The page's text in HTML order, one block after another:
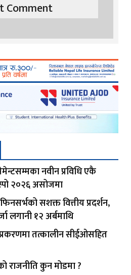
नवीन प्रविधि एकै
२०२६ असोजमा
सशक्त वित्तीय प्रदर्शन,
लगानी १२ अर्बमाथि
तत्कालीन सीईओसहित
राजनीति कुन मोडमा ?